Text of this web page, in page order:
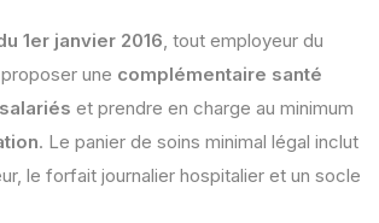
1er janvier 2016, tout employeur du
une complémentaire santé
et prendre en charge au minimum
. Le panier de soins minimal légal inclut
le forfait journalier hospitalier et un socle